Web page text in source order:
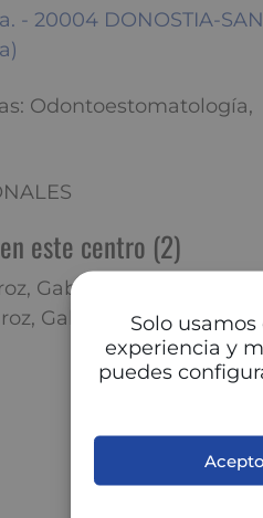
Solo
experiencia y
puedes
Acepto
- 20004 DONOSTIA-SAN
Odontoestomatología,
este centro (2)
Gabriel
Gabriel